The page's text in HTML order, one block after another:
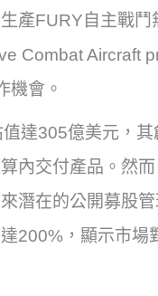
產FURY自主戰鬥
Combat Aircraft
機會。
達305億美元，
內交付產品。然
潛在的公開募股
200%，顯示市場